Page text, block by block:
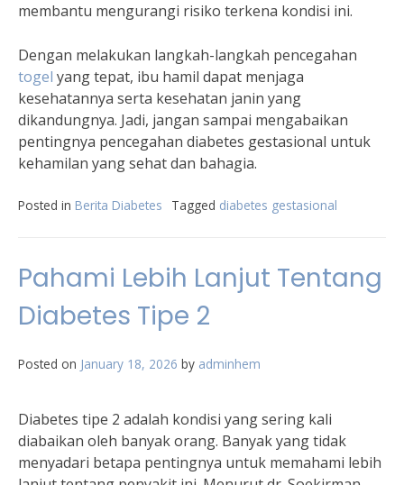
membantu mengurangi risiko terkena kondisi ini.
Dengan melakukan langkah-langkah pencegahan
togel yang tepat, ibu hamil dapat menjaga
kesehatannya serta kesehatan janin yang
dikandungnya. Jadi, jangan sampai mengabaikan
pentingnya pencegahan diabetes gestasional untuk
kehamilan yang sehat dan bahagia.
Posted in Berita Diabetes Tagged diabetes gestasional
Pahami Lebih Lanjut Tentang
Diabetes Tipe 2
Posted on January 18, 2026 by adminhem
Diabetes tipe 2 adalah kondisi yang sering kali
diabaikan oleh banyak orang. Banyak yang tidak
menyadari betapa pentingnya untuk memahami lebih